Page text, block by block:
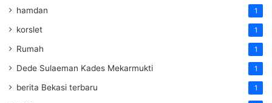
hamdan 1
korslet 1
Rumah 1
Dede Sulaeman Kades Mekarmukti 1
berita Bekasi terbaru 1